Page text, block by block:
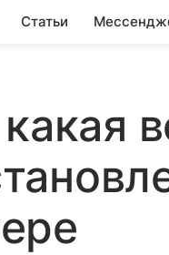
Статьи